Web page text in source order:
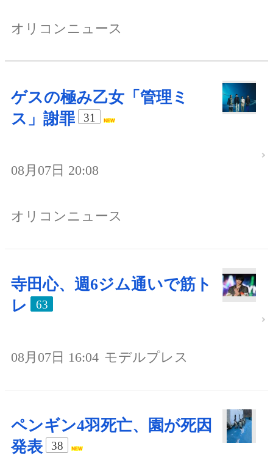
オリコンニュース
ゲスの極み乙女「管理ミ
ス」謝罪
31
08月07日 20:08
オリコンニュース
寺田心、週6ジム通いで筋ト
レ
63
08月07日 16:04 モデルプレス
ペンギン4羽死亡、園が死因
発表
38